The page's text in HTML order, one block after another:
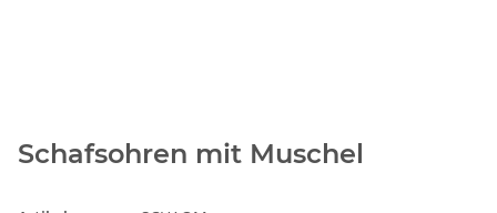
Schafsohren mit Muschel